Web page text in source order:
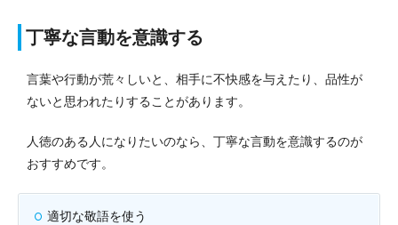
丁寧な言動を意識する
言葉や行動が荒々しいと、相手に不快感を与えたり、品性が
ないと思われたりすることがあります。
人徳のある人になりたいのなら、丁寧な言動を意識するのが
おすすめです。
適切な敬語を使う